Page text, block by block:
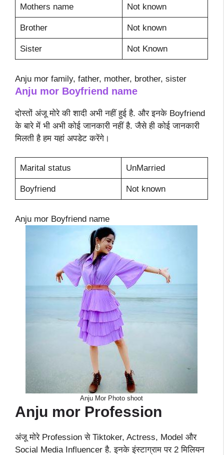
Mothers name Not known
Brother Not known
Sister Not Known
Anju mor family, father, mother, brother, sister
Anju mor Boyfriend name
दोस्तों अंजू मोरे की शादी अभी नहीं हुई है. और इनके Boyfriend
के बारे में भी अभी कोई जानकारी नहीं है. जैसे ही कोई जानकारी
मिलती है हम यहां अपडेट करेंगे।
Marital status UnMarried
Boyfriend Not known
Anju mor Boyfriend name
Anju Mor Photo shoot
Anju mor Profession
अंजू मोरे Profession से Tiktoker, Actress, Model और
Social Media Influencer है. इनके इंस्टाग्राम पर 2 मिलियन